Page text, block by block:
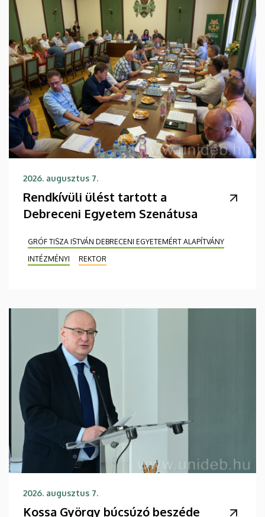
2026. augusztus 7.
Rendkívüli ülést tartott a
Debreceni Egyetem Szenátusa
GRÓF TISZA ISTVÁN DEBRECENI EGYETEMÉRT ALAPÍTVÁNY
INTÉZMÉNYI
REKTOR
2026. augusztus 7.
Kossa György búcsúzó beszéde